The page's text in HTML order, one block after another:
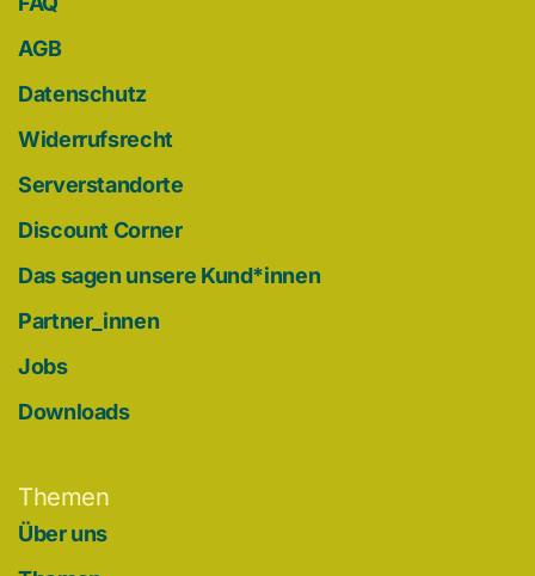
AGB
Datenschutz
Widerrufsrecht
Serverstandorte
Discount Corner
Das sagen unsere Kund*innen
Partner_innen
Jobs
Downloads
Themen
Über uns